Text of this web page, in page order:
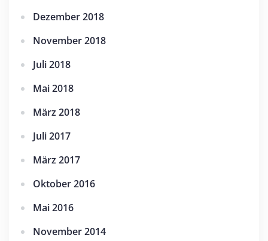
Dezember 2018
November 2018
Juli 2018
Mai 2018
März 2018
Juli 2017
März 2017
Oktober 2016
Mai 2016
November 2014